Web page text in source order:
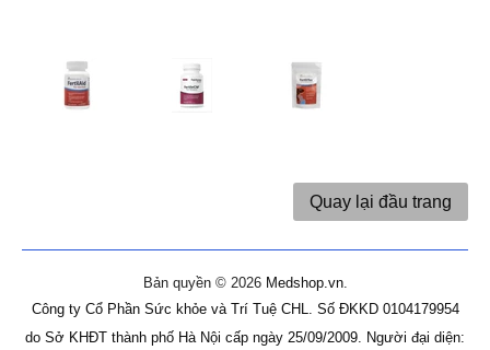
Quay lại đầu trang
Bản quyền © 2026 Medshop.vn.
Công ty Cổ Phần Sức khỏe và Trí Tuệ CHL. Số ĐKKD 0104179954
do Sở KHĐT thành phố Hà Nội cấp ngày 25/09/2009. Người đại diện: